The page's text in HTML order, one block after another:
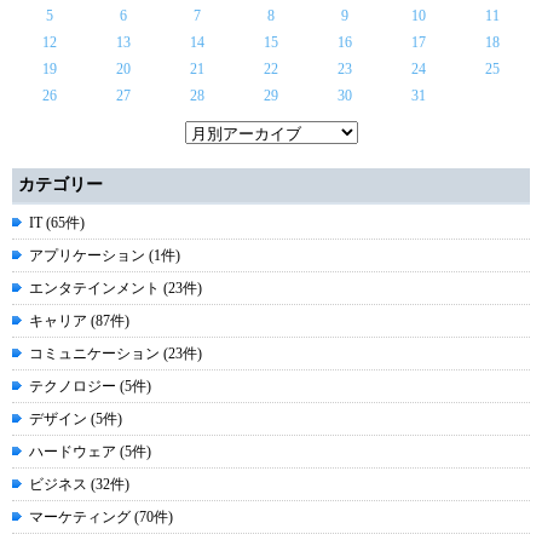
5
6 7 8 9 10
11
12
13 14 15 16 17
18
19
20 21 22 23 24
25
26
27 28 29 30 31
カテゴリー
IT (65件)
アプリケーション (1件)
エンタテインメント (23件)
キャリア (87件)
コミュニケーション (23件)
テクノロジー (5件)
デザイン (5件)
ハードウェア (5件)
ビジネス (32件)
マーケティング (70件)